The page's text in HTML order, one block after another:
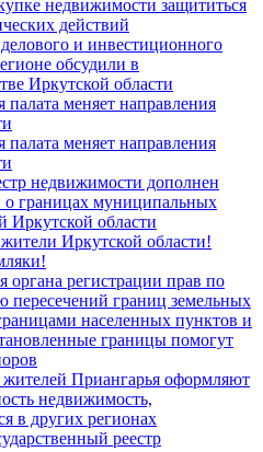
недвижимости защититься
действий
и инвестиционного
обсудили в
Иркутской области
палата меняет направления
палата меняет направления
недвижимости дополнен
о границах муниципальных
Иркутской области
Иркутской области!
органа регистрации прав по
пересечений границ земельных
населенных пунктов и
границы помогут
Приангарья оформляют
недвижимость,
в других регионах
реестр